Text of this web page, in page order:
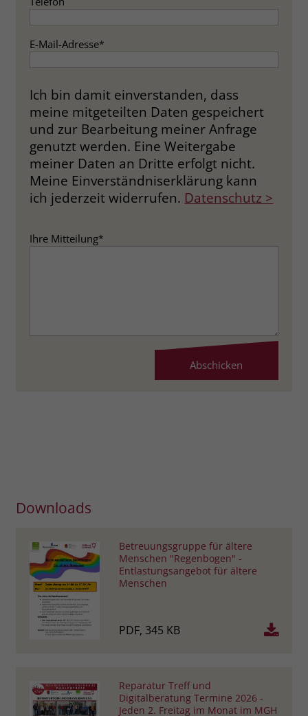
E-Mail-Adresse*
Ich bin damit einverstanden, dass
meine mitgeteilten Daten gespeichert
und zur Bearbeitung meiner Anfrage
genutzt werden. Eine Weitergabe
meiner Daten an Dritte erfolgt nicht.
Meine Einverständniserklärung kann
ich jederzeit widerrufen. Datenschutz >
Ihre Mitteilung*
Downloads
Betreuungsgruppe für ältere
Menschen "Regenbogen" -
Entlastungsangebot für ältere
Menschen
PDF, 345 KB
Reparatur Treff und
Digitalberatung Termine 2026 -
Jeden 2. Freitag im Monat im MGH